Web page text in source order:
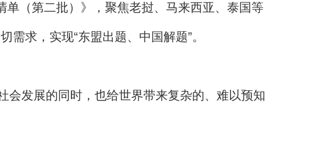
（第二批）》，聚焦老挝、马来西亚、泰国等
求，实现“东盟出题、中国解题”。
发展的同时，也给世界带来复杂的、难以预知